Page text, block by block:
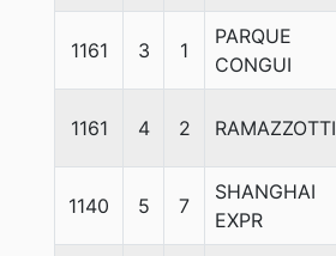
1161 3 1
PARQUE
CONGUI
1161 4 2 RAMAZZOTTI
1140 5 7
SHANGHAI
EXPR